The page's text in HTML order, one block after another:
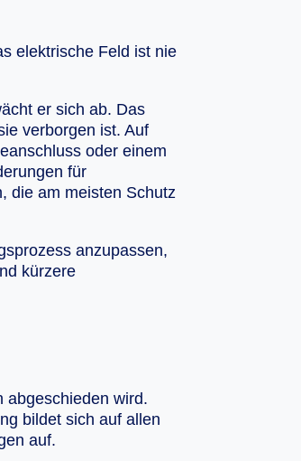
elektrische Feld ist nie
er sich ab. Das
verborgen ist. Auf
oder einem
für
die am meisten Schutz
anzupassen,
kürzere
abgeschieden wird.
bildet sich auf allen
auf.